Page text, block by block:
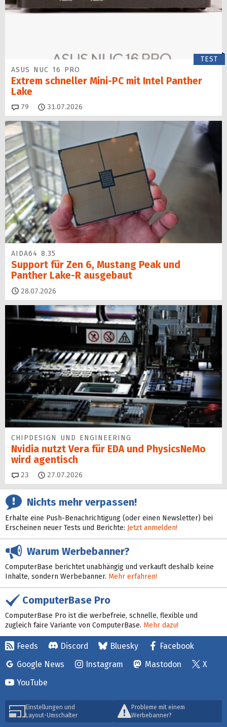
TEST
ASUS NUC 16 PRO
Extrem schneller Mini-PC mit Intel Panther
Lake
79 Kommentare
31.07.2026
AIDA64 8.35
Support für Zen 6, Mustang Peak und
Panther Lake-R ausgebaut
28.07.2026
CHIPDESIGN UND ENGINEERING
Nvidia nutzt Vera für EDA und PhysicsNeMo
wird agentisch
23 Kommentare
27.07.2026
Nichts mehr verpassen!
Erhalte eine Push-Benachrichtigung (oder einen Newsletter) bei
Erscheinen neuer Tests und Berichte: Jetzt anmelden!
Warum Werbebanner?
ComputerBase berichtet unabhängig und verkauft deshalb keine
Inhalte, sondern Werbebanner. Mehr erfahren!
ComputerBase Pro
ComputerBase Pro ist die werbefreie, schnelle, flexible und
zugleich faire Variante von ComputerBase. Mehr dazu!
Feeds Discord Bluesky
Facebook
Google News
Instagram Mastodon
X
YouTube
Einstellungen und
Layout-Umschalter
Probleme mit einem
Werbebanner?